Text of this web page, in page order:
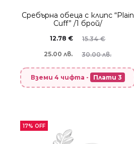
Сребърнa oбеца с клипс “Plain
Cuff” /1 брой/
15.34€
12.78€
30.00 лв.
25.00 лв.
Вземи 4 чифта - Плати 3
17% OFF